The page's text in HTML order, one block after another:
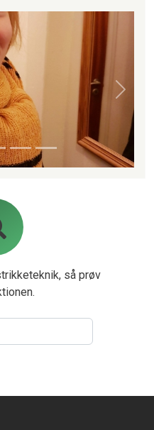
Næste
så prøv